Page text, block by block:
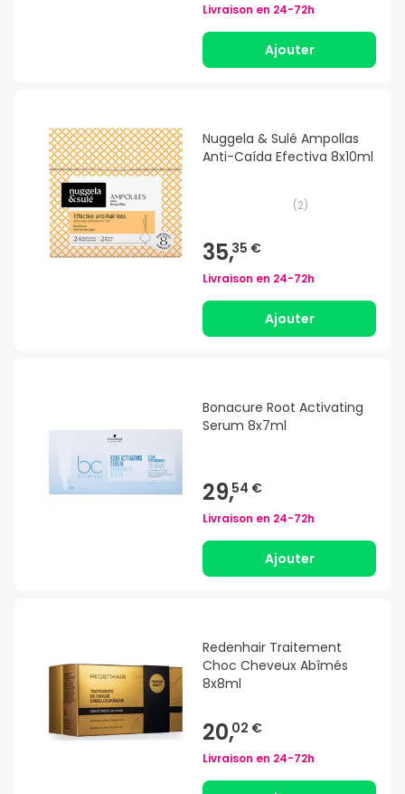
Livraison en 24-72h
Ajouter
Nuggela & Sulé Ampollas
Anti-Caída Efectiva 8x10ml
(2)
35,35 €
Livraison en 24-72h
Ajouter
Bonacure Root Activating
Serum 8x7ml
29,54 €
Livraison en 24-72h
Ajouter
Redenhair Traitement
Choc Cheveux Abîmés
8x8ml
20,02 €
Livraison en 24-72h